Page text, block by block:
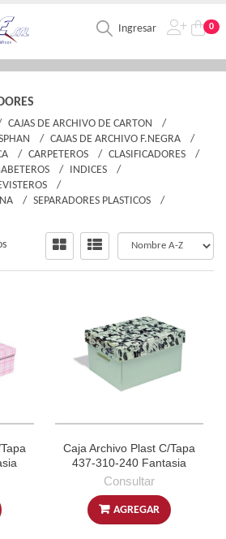
Ingresar 0
CAJAS DE ARCHIVO DE CARTON
CAJAS DE ARCHIVO F.NEGRA
CARPETEROS
CLASIFICADORES
INDICES
SEPARADORES PLASTICOS
Caja Archivo Plast C/Tapa
437-310-240 Fantasia
Consultar
AGREGAR